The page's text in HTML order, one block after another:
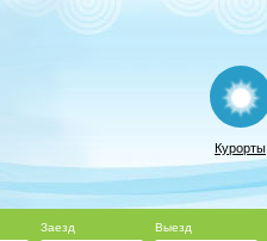
Курорты
Заезд Выезд